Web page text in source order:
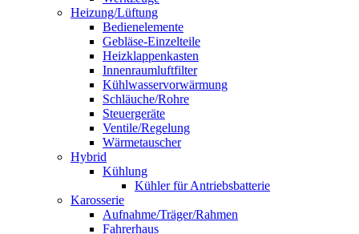
Heizung/Lüftung
Bedienelemente
Gebläse-Einzelteile
Heizklappenkasten
Innenraumluftfilter
Kühlwasservorwärmung
Schläuche/Rohre
Steuergeräte
Ventile/Regelung
Wärmetauscher
Hybrid
Kühlung
Kühler für Antriebsbatterie
Karosserie
Aufnahme/Träger/Rahmen
Fahrerhaus